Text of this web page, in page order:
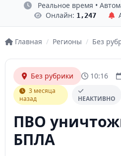
Реальное время •
Онлайн: 1,247
Главная / Регионы / Без
Без рубрики 10:16
3 месяца
назад
НЕАКТИВНО
ПВО
БПЛА